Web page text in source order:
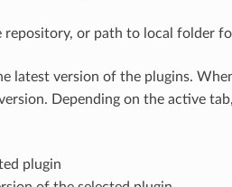
or path to local folder
latest version of the plugins.
Depending on the active
plugin